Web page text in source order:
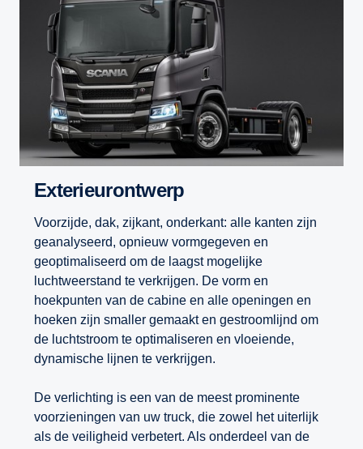
Exterieurontwerp
Voorzijde, dak, zijkant, onderkant: alle kanten zijn
geanalyseerd, opnieuw vormgegeven en
geoptimaliseerd om de laagst mogelijke
luchtweerstand te verkrijgen. De vorm en
hoekpunten van de cabine en alle openingen en
hoeken zijn smaller gemaakt en gestroomlijnd om
de luchtstroom te optimaliseren en vloeiende,
dynamische lijnen te verkrijgen.
De verlichting is een van de meest prominente
voorzieningen van uw truck, die zowel het uiterlijk
als de veiligheid verbetert. Als onderdeel van de